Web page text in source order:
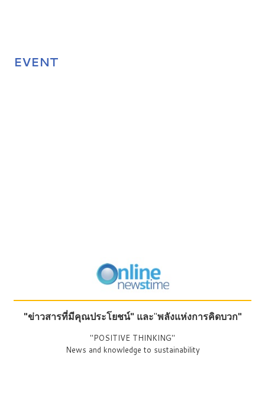
EVENT
"ข่าวสารที่มีคุณประโยชน์" และ"พลังแห่งการคิดบวก"
"POSITIVE THINKING"
News and knowledge to sustainability